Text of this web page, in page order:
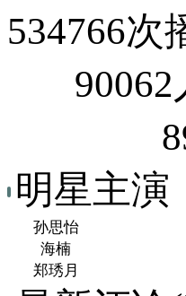
534766次
明星主演
孙思怡
海楠
郑琇月